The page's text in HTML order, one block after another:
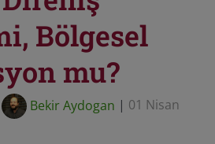
Bölgesel
mu?
Bekir Aydogan | 01 Nisan